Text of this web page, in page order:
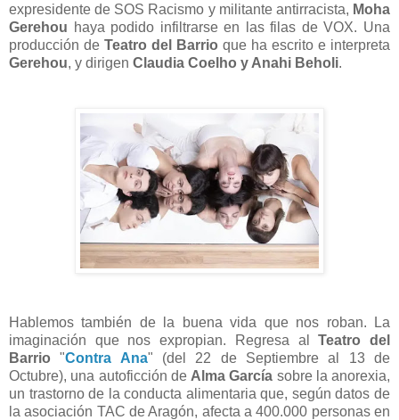
expresidente de SOS Racismo y militante antirracista, Moha
Gerehou haya podido infiltrarse en las filas de VOX. Una
producción de Teatro del Barrio que ha escrito e interpreta
Gerehou, y dirigen Claudia Coelho y Anahi Beholi.
Hablemos también de la buena vida que nos roban. La
imaginación que nos expropian. Regresa alTeatro del
Barrio "Contra Ana" (del 22 de Septiembre al 13 de
Octubre), una autoficción de Alma García sobre la anorexia,
un trastorno de la conducta alimentaria que, según datos de
la asociación TAC de Aragón, afecta a 400.000 personas en